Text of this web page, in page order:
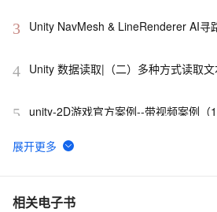
打造爆款手游不是梦——性能优化、广
3
Unity NavMesh & LineRenderer AI寻
4 Unity 数据读取|（二）多种方式读取
5
unity-2D游戏官方案例--带视频案例（
6
构建ASP.NET
7 透视与正交之外的奇妙视界：深入解析
相关电子书